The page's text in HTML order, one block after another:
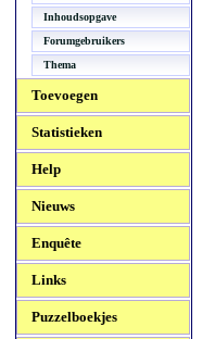
Inhoudsopgave
Forumgebruikers
Thema
Toevoegen
Statistieken
Help
Nieuws
Enquête
Links
Puzzelboekjes